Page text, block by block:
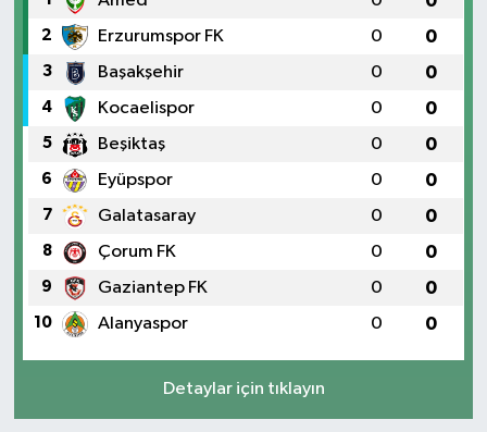
2 Erzurumspor FK 0 0
3 Başakşehir 0 0
4 Kocaelispor 0 0
5 Beşiktaş 0 0
6 Eyüpspor 0 0
7 Galatasaray 0 0
8 Çorum FK 0 0
9 Gaziantep FK 0 0
10 Alanyaspor 0 0
Detaylar için tıklayın